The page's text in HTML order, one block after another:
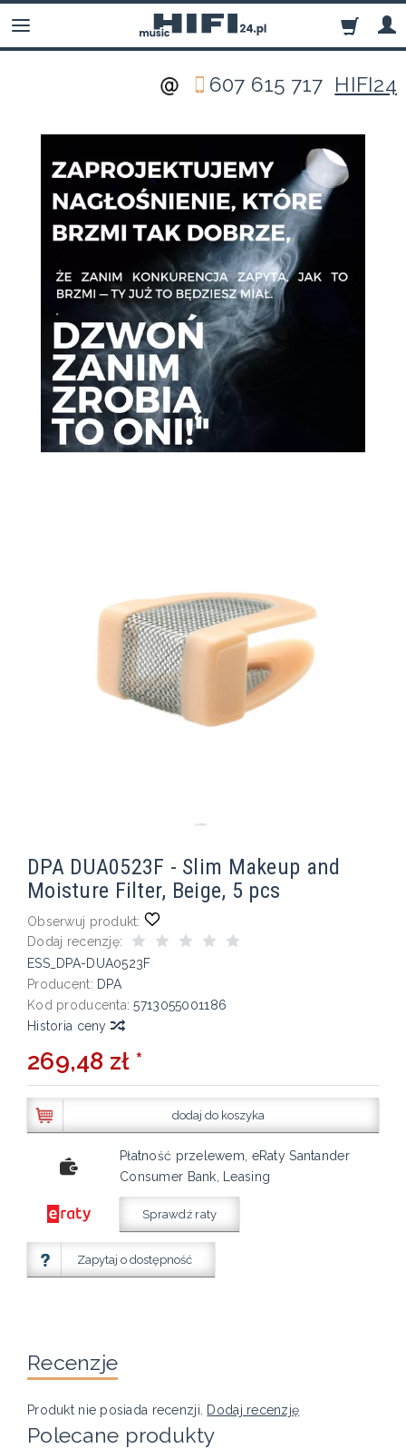
607 615 717 HIFI24
DPA DUA0523F - Slim Makeup and
Moisture Filter, Beige, 5 pcs
Obserwuj produkt:
Dodaj recenzję:
ESS_DPA-DUA0523F
Producent: DPA
Kod producenta: 5713055001186
Historia ceny
269,48 zł *
dodaj do koszyka
Płatność przelewem, eRaty Santander
Consumer Bank, Leasing
Sprawdź raty
Zapytaj o dostępność
Recenzje
Produkt nie posiada recenzji. Dodaj recenzję
Polecane produkty